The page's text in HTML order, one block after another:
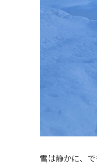
雪は静かに、